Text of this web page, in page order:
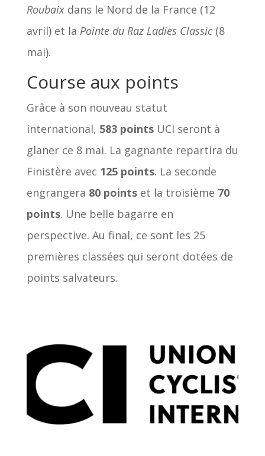
Roubaixdans le Nord de la France (12
avril) et la Pointe du Raz Ladies Classic(8
mai).
Course aux points
Grâce à son nouveau statut
international, 583 pointsUCI seront à
glaner ce 8 mai. La gagnante repartira du
Finistère avec 125 points. La seconde
engrangera 80 pointset la troisième 70
points. Une belle bagarre en
perspective. Au final, ce sont les 25
premières classées qui seront dotées de
points salvateurs.